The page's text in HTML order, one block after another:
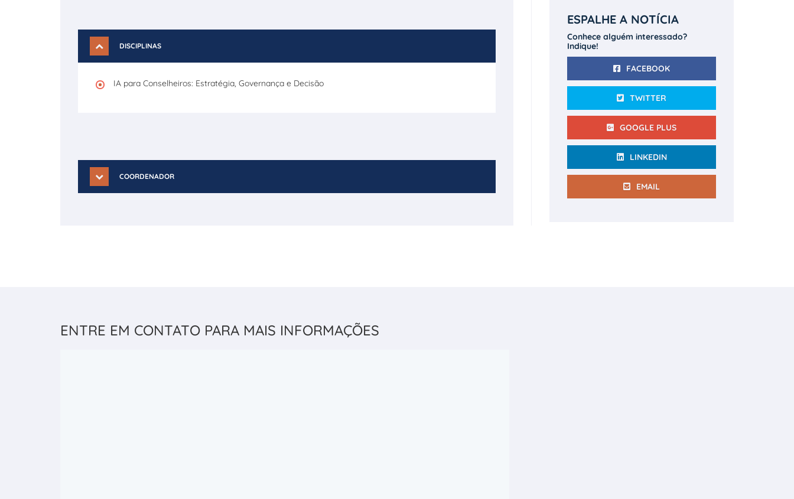
DISCIPLINAS
IA para Conselheiros: Estratégia, Governança e Decisão
COORDENADOR
ESPALHE A NOTÍCIA
Conhece alguém interessado?
Indique!
FACEBOOK
TWITTER
GOOGLE PLUS
LINKEDIN
EMAIL
ENTRE EM CONTATO PARA MAIS INFORMAÇÕES